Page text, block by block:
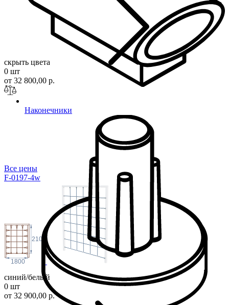
Наконечники
скрыть цвета
0 шт
от 32 800,00 р.
Все цены
F-0197-4w
2100
1800
синий/белый
0 шт
от 32 900,00 р.